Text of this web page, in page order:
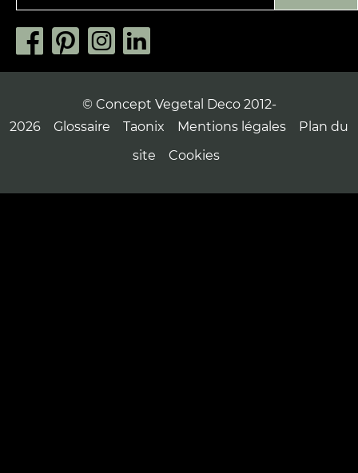
© Concept Vegetal Deco 2012-
2026
Glossaire Taonix Mentions légales
Plan du
site
Cookies